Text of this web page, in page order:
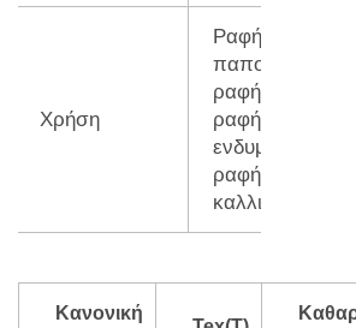
Χρήση
Ραφή
παπουτσιών,
ραφή σαλονιού,
ραφή
ενδυμάτων,
ραφή
καλλιέργειας...
Κανονική